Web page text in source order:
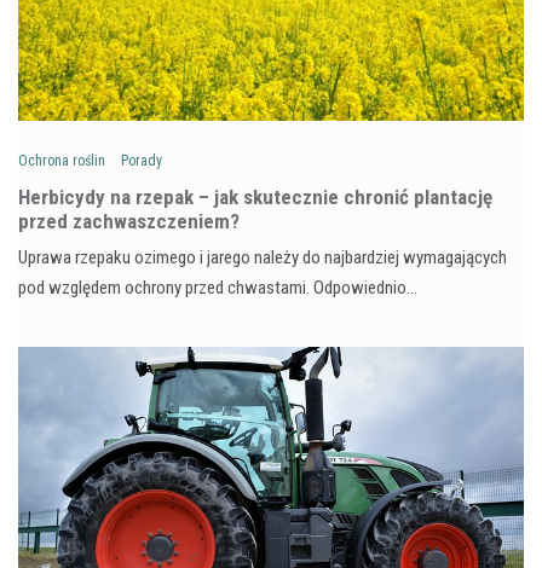
Ochrona roślin Porady
Herbicydy na rzepak – jak skutecznie chronić plantację
przed zachwaszczeniem?
Uprawa rzepaku ozimego i jarego należy do najbardziej wymagających
pod względem ochrony przed chwastami. Odpowiednio…